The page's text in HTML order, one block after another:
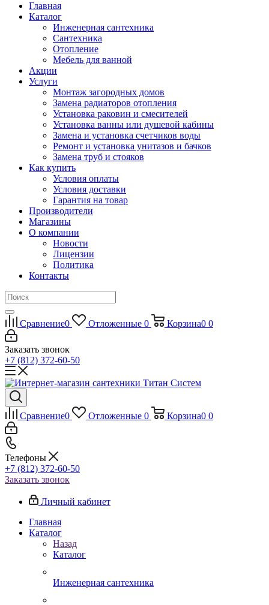
Главная
Каталог
Инженерная сантехника
Сантехника
Отопление
Мебель для ванной
Акции
Услуги
Монтаж загородных домов
Замена радиаторов отопления
Установка раковин и смесителей
Установка ванны или душевой кабины
Замена и установка счетчиков воды
Ремонт и установка унитазов и бачков
Замена труб и стояков
Как купить
Условия оплаты
Условия доставки
Гарантия на товар
Производители
Магазины
О компании
Новости
Лицензии
Политика
Контакты
Сравнение0 Отложенные 0 Корзина0 0
Заказать звонок
+7 (812) 372-60-50
Сравнение0 Отложенные 0 Корзина0 0
Телефоны
+7 (812) 372-60-50
Заказать звонок
Личный кабинет
Главная
Каталог
Назад
Каталог
Инженерная сантехника